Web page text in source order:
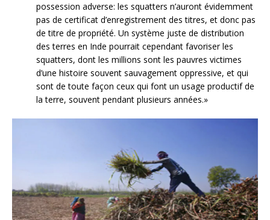
possession adverse: les squatters n’auront évidemment
pas de certificat d’enregistrement des titres, et donc pas
de titre de propriété. Un système juste de distribution
des terres en Inde pourrait cependant favoriser les
squatters, dont les millions sont les pauvres victimes
d’une histoire souvent sauvagement oppressive, et qui
sont de toute façon ceux qui font un usage productif de
la terre, souvent pendant plusieurs années.»